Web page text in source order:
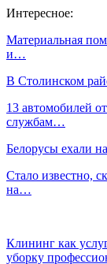
Интересное:
Материальная
и…
В Столинском
13 автомобилей
службам…
Белорусы ехали
Стало известно,
на…
Клининг как
уборку